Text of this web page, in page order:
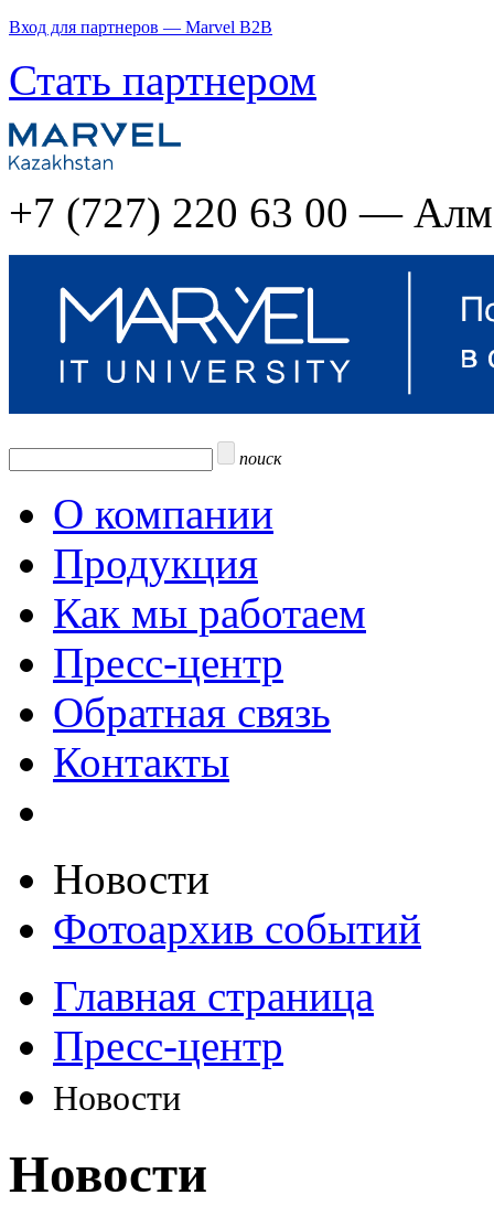
Вход для партнеров — Marvel B2B
Стать партнером
+7 (727) 220 63 00 —
поиск
О компании
Продукция
Как мы работаем
Пресс-центр
Обратная связь
Контакты
Новости
Фотоархив событий
Главная страница
Пресс-центр
Новости
Новости